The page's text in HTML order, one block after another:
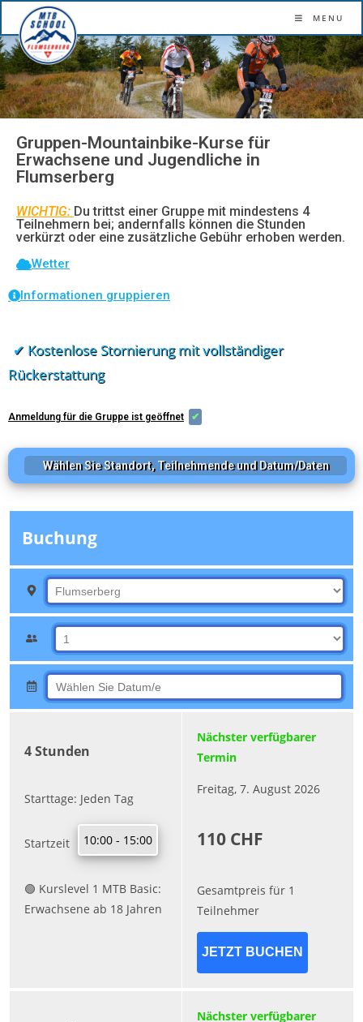
MENU
Gruppen-Mountainbike-Kurse für
Erwachsene und Jugendliche in
Flumserberg
WICHTIG: Du trittst einer Gruppe mit mindestens 4
Teilnehmern bei; andernfalls können die Stunden
verkürzt oder eine zusätzliche Gebühr erhoben werden.
Wetter
Informationen gruppieren
✔ Kostenlose Stornierung mit vollständiger
Rückerstattung
Anmeldung für die Gruppe ist geöffnet ✔
Wählen Sie Standort, Teilnehmende und Datum/Daten